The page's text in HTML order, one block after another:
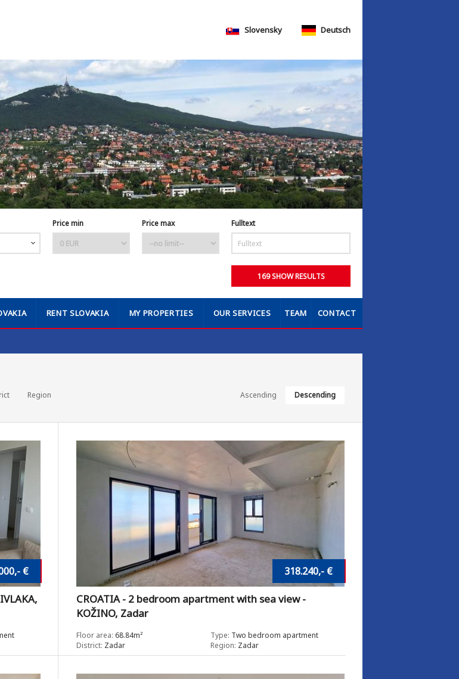
Region Ascending Descending
€
CROATIA - 2 bedroom apartment with sea view -
KOŽINO, Zadar
318.240,- €
Floor area: 68.84m² Type: Two bedroom apartment
District: Zadar Region: Zadar
Slovensky Deutsch
RENT SLOVAKIA MY PROPERTIES OUR SERVICES TEAM CONTACT
Price min Price max Fulltext